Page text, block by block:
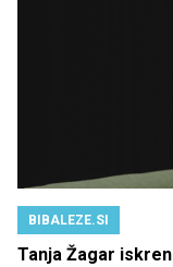
BIBALEZE.SI
Tanja Žagar